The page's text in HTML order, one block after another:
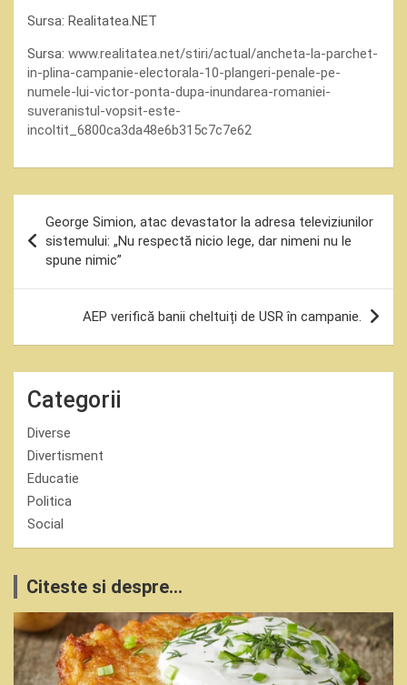
Sursa: Realitatea.NET
Sursa: www.realitatea.net/stiri/actual/ancheta-la-parchet-
in-plina-campanie-electorala-10-plangeri-penale-pe-
numele-lui-victor-ponta-dupa-inundarea-romaniei-
suveranistul-vopsit-este-
incoltit_6800ca3da48e6b315c7c7e62
în
articole
George Simion, atac devastator la adresa televiziunilor
sistemului: „Nu respectă nicio lege, dar nimeni nu le
spune nimic”
AEP verifică banii cheltuiți de USR în campanie.
Categorii
Diverse
Divertisment
Educatie
Politica
Social
Citeste si despre...